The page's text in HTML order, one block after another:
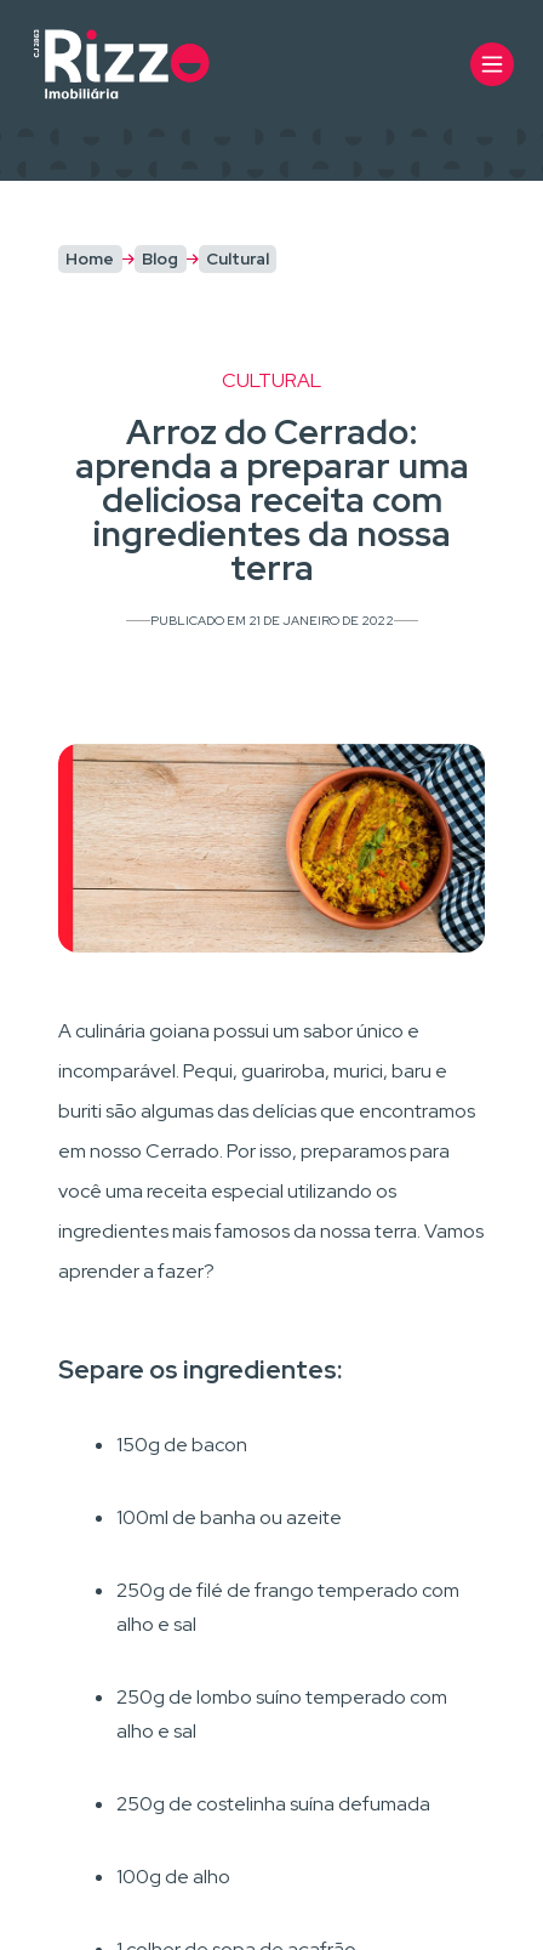
Home Blog Cultural
CULTURAL
Arroz do Cerrado:
aprenda a preparar uma
deliciosa receita com
ingredientes da nossa
terra
PUBLICADO EM 21 DE JANEIRO DE 2022
A culinária goiana possui um sabor único e
incomparável. Pequi, guariroba, murici, baru e
buriti são algumas das delícias que encontramos
em nosso Cerrado. Por isso, preparamos para
você uma receita especial utilizando os
ingredientes mais famosos da nossa terra. Vamos
aprender a fazer?
Separe os ingredientes:
150g de bacon
100ml de banha ou azeite
250g de filé de frango temperado com
alho e sal
250g de lombo suíno temperado com
alho e sal
250g de costelinha suína defumada
100g de alho